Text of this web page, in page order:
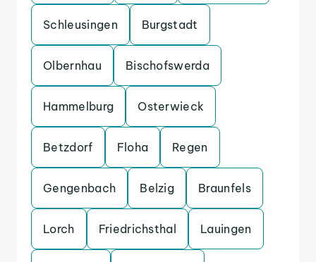
Schleusingen Burgstadt
Olbernhau Bischofswerda
Hammelburg Osterwieck
Betzdorf Floha Regen
Gengenbach Belzig Braunfels
Lorch Friedrichsthal Lauingen